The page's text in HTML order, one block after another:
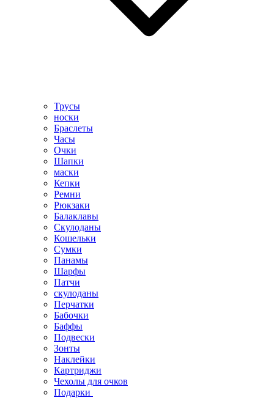
Трусы
носки
Браслеты
Часы
Очки
Шапки
маски
Кепки
Ремни
Рюкзаки
Балаклавы
Скулоданы
Кошельки
Сумки
Панамы
Шарфы
Патчи
скулоданы
Перчатки
Бабочки
Баффы
Подвески
Зонты
Наклейки
Картриджи
Чехолы для очков
Подарки